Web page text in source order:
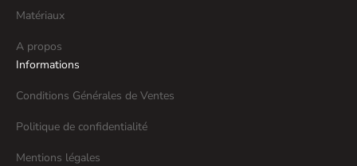
Matériaux
A propos
Informations
Conditions Générales de Ventes
Politique de confidentialité
Mentions légales